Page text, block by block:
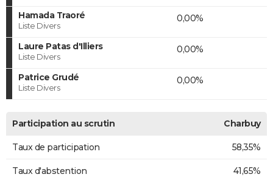
Hamada Traoré
Liste Divers
0,00%
Laure Patas d'Illiers
Liste Divers
0,00%
Patrice Grudé
Liste Divers
0,00%
Participation au scrutin Charbuy
Taux de participation 58,35%
Taux d'abstention 41,65%